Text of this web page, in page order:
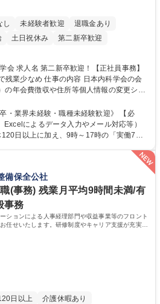
し 未経験者歓迎
退職金あり
土日祝休み 第二新卒歓迎
員事務】
容 日本内科学会の会
の年会費徴収や住所等個人情報の変更シス
せします。将来的には、各種委員会の運
だきます。 【会員管理・データ
所変更、個人情報のシステム登録・更新
の照合確認 【問い合わせ対応】 ・会員
残業少なめ
・業界未経験・職種未経験歓迎》 【必
によるデータ入力やメール対応等）
内における各種委員会のスケジュール調
大学 語学
備保全公社
(事務) 残業月平均9時間未満/有
事務
ションによる人事経理部門や収益事業等のフロント
任せいたします。研修制度やキャリア支援が充実し
日以上
介護休暇あり